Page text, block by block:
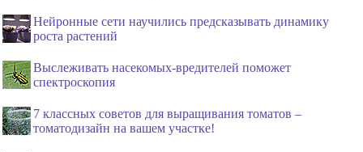
Нейронные сети научились предсказывать динамику
роста растений
Выслеживать насекомых-вредителей поможет
спектроскопия
7 классных советов для выращивания томатов –
томатодизайн на вашем участке!